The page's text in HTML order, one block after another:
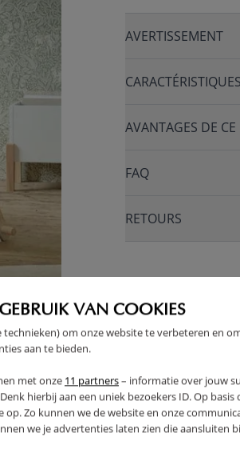
VAN COOKIES
om onze website te verbeteren en
aan te bieden.
met onze 11 partners– informatie over jouw
hierbij aan een uniek bezoekers ID. Op basis
Zo kunnen we de website en onze
we je advertenties laten zien die aansluiten
AVERTISSEMENT
CARACTÉRISTIQUES
AVANTAGES DE
FAQ
RETOURS